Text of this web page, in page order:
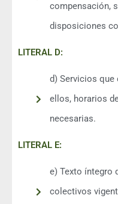
compensación,
disposiciones
LITERAL D:
d) Servicios que
ellos, horarios
necesarias.
LITERAL E:
e) Texto íntegro
colectivos